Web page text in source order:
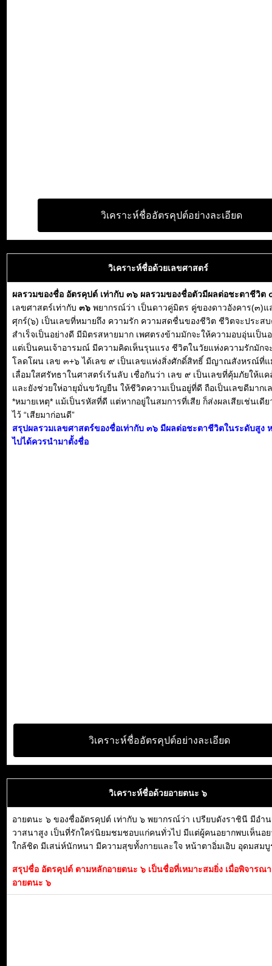
วิเคราะห์ชื่ออัตรคุปต์อย่างละเอียด
วิเคราะห์ชื่อด้วยเลขศาสตร์
ผลรวมของชื่อ อัตรคุปต์ เท่ากับ ๓๖ ผลรวมของชื่อตัวมีผลต่อชะตาชีวิต
เลขศาสตร์เท่ากับ ๓๖ พยากรณ์ว่า เป็นดาวคู่มิตร คู่ของดาวอังคาร(๓)แ
ศุกร์(๖) เป็นเลขที่หมายถึง ความรัก ความสดชื่นของชีวิต ชีวิตจะประส
สำเร็จเป็นอย่างดี มีมิตรสหายมาก เพศตรงข้ามมักจะให้ความอบอุ่นเป็น
แต่เป็นคนเจ้าอารมณ์ มีความคิดเห็นรุนแรง ชีวิตในวัยแห่งความรักมักจ
โลดโผน เลข ๓+๖ ได้เลข ๙ เป็นเลขแห่งสิ่งศักดิ์สิทธิ์ มีญาณสังหรณ์ที่
เลื่อมใสศรัทธาในศาสตร์เร้นลับ เชื่อกันว่า เลข ๙ เป็นเลขที่คุ้มภัยให้แ
และยังช่วยให่อายุมั่นขวัญยืน ให้ชีวิตความเป็นอยู่ที่ดี ถือเป็นเลขดีมากเ
*หมายเหตุ* แม้เป็นรหัสที่ดี แต่หากอยู่ในสมการที่เสีย ก็ส่งผลเสียเช่นเดี
ไว้ “เสียมาก่อนดี”
สรุปผลรวมเลขศาสตร์ของชื่อเท่ากับ ๓๖ มีผลต่อชะตาชีวิตในระดับสูง
ไปได้ควรนำมาตั้งชื่อ
วิเคราะห์ชื่ออัตรคุปต์อย่างละเอียด
วิเคราะห์ชื่อด้วยอายตนะ ๖
อายตนะ ๖ ของชื่ออัตรคุปต์ เท่ากับ ๖ พยากรณ์ว่า เปรียบดังราชินี มีอำ
วาสนาสูง เป็นที่รักใคร่นิยมชมชอบแก่คนทั่วไป มีแต่ผู้คนอยากพบเห็นอย
ใกล้ชิด มีเสน่ห์นักหนา มีความสุขทั้งกายและใจ หน้าตาอิ่มเอิบ อุดมสม
สรุปชื่อ อัตรคุปต์ ตามหลักอายตนะ ๖ เป็นชื่อที่เหมาะสมยิ่ง เมื่อพิจารณ
อายตนะ ๖